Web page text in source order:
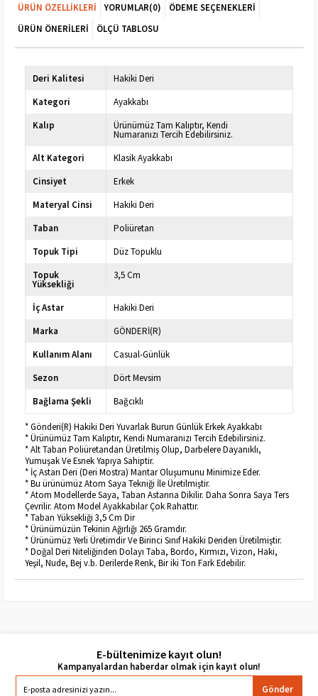
ÜRÜN ÖZELLIKLERI YORUMLAR(0)
ÖDEME SEÇENEKLERI
ÜRÜN ÖNERILERI
ÖLÇÜ TABLOSU
Deri Kalitesi
Hakiki Deri
Kategori
Ayakkabı
Kalıp
Ürünümüz Tam Kalıptır, Kendi
Numaranızı Tercih Edebilirsiniz.
Alt Kategori
Klasik Ayakkabı
Cinsiyet
Erkek
Materyal Cinsi
Hakiki Deri
Taban
Poliüretan
Topuk Tipi
Düz Topuklu
Topuk
Yüksekliği
3,5 Cm
İç Astar
Hakiki Deri
Marka
GÖNDERİ(R)
Kullanım Alanı
Casual-Günlük
Sezon
Dört Mevsim
Bağlama Şekli
Bağcıklı
* Gönderi(R) Hakiki Deri Yuvarlak Burun Günlük Erkek Ayakkabı
* Ürünümüz Tam Kalıptır, Kendi Numaranızı Tercih Edebilirsiniz.
* Alt Taban Poliüretandan Üretilmiş Olup, Darbelere Dayanıklı,
Yumuşak Ve Esnek Yapıya Sahiptir.
* İç Astarı Deri (Deri Mostra) Mantar Oluşumunu Minimize Eder.
* Bu ürünümüz Atom Saya Tekniği İle Üretilmiştir.
* Atom Modellerde Saya, Taban Astarına Dikilir. Daha Sonra Saya Ters
Çevrilir. Atom Model Ayakkabılar Çok Rahattır.
* Taban Yüksekliği 3,5 Cm Dir
* Ürünümüzün Tekinin Ağırlığı 265 Gramdır.
* Ürünümüz Yerli Üretimdir Ve Birinci Sınıf Hakiki Deriden Üretilmiştir.
* Doğal Deri Niteliğinden Dolayı Taba, Bordo, Kırmızı, Vizon, Haki,
Yeşil, Nude, Bej v.b. Derilerde Renk, Bir iki Ton Fark Edebilir.
E-bültenimize kayıt olun!
Gönder